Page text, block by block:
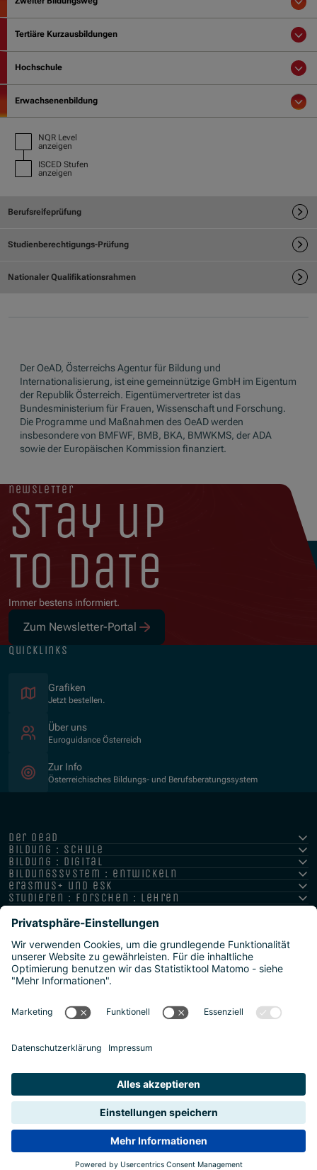
Der OeAD, Österreichs Agentur für Bildung und
Internationalisierung, ist eine gemeinnützige GmbH im Eigentum
der Republik Österreich. Eigentümervertreter ist das
Bundesministerium für Frauen, Wissenschaft und Forschung.
Die Programme und Maßnahmen des OeAD werden
insbesondere von BMFWF, BMB, BKA, BMWKMS, der ADA
sowie der Europäischen Kommission finanziert.
newsletter
stay up
to date
Immer bestens informiert.
Zum Newsletter-Portal
quicklinks
Grafiken
Jetzt bestellen.
Über uns
Euroguidance Österreich
Zur Info
Österreichisches Bildungs- und Berufsberatungssystem
der oead
bildung : schule
bildung : digital
bildungssystem : entwickeln
erasmus+ und esk
studieren : forschen : lehren
hochschule : strategie : international
2026 | Agentur für Bildung und Internationalisierung
Datenschutz
Sitemap